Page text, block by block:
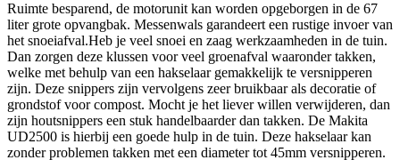
Ruimte besparend, de motorunit kan worden opgeborgen in de 67
liter grote opvangbak. Messenwals garandeert een rustige invoer van
het snoeiafval.Heb je veel snoei en zaag werkzaamheden in de tuin.
Dan zorgen deze klussen voor veel groenafval waaronder takken,
welke met behulp van een hakselaar gemakkelijk te versnipperen
zijn. Deze snippers zijn vervolgens zeer bruikbaar als decoratie of
grondstof voor compost. Mocht je het liever willen verwijderen, dan
zijn houtsnippers een stuk handelbaarder dan takken. De Makita
UD2500 is hierbij een goede hulp in de tuin. Deze hakselaar kan
zonder problemen takken met een diameter tot 45mm versnipperen.